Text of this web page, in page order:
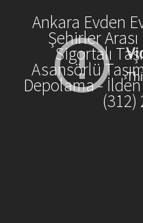
Ankara Evden
Şehirler
Sigortalı
Asansörlü
Depolama -
(312)